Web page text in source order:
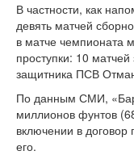
В частности, как
девять матчей
в матче чемпионата
проступки: 10
защитника ПСВ
По данным СМИ,
миллионов фунтов
включении в договор
его.